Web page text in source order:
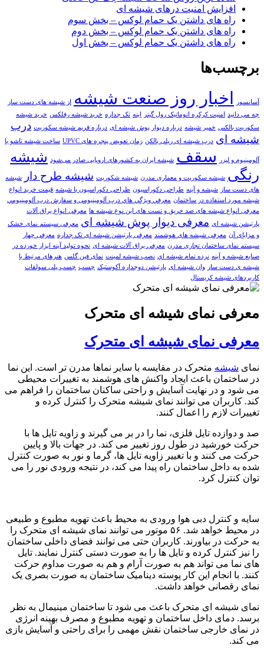
افزایش امنیت درهای شیشه ای
راه های داشتن یک حمام لوکس – بخش سوم
راه های داشتن یک حمام لوکس – بخش دوم
راه های داشتن یک حمام لوکس – بخش اول
برچسب‌ها
آسانسور اخبار روز صنعت شيشه
از شیشه های دست ساز
چه می دانید
امنیت کرکره اتوماتیک رول گیتر اینه تک جداره خريد شيشه رفلکس خرید شیشه
سکوریت بالکنی خمیر شیشه درباره دیوار پوش شیشه ای درباره فریم شیشه سکوریت درب
شیشه ای درب شیشه ای ریلی بالکن زمان تعویض پنجره های UPVC ساخت شیشه تاشو با
آلومینیوم و لیزر سقف شیشه ایران به کشور‌های اروپایی صادر می‌شود
شیشه
رنگی شیشه سکوریت و معماری مدرن شیشه شکوریت شیشه طرح دار
شیشه
های دست ساز
شیشه و آینه طراحی دکوراسیون طراحی دکوراسیون با شیشه قیمت خرید انواع
شیشه مورد استفاده در ساختمان معرفي ويژگي هاي درب آلومینیومی و سفارش درب آلومينيومي
معرفی انواع شیشه های ضد حریق و تست های این نوع شیشه ها
معرفی انواع یراق آلات
پارتیشن شیشه ای معرفی دیوار پوش شیشه ای معرفی سیستم نمای خشک
و مزایای آن معرفی شیشه های هوشمند معرفی پارتیشن شیشه ای تک جداره معرفی چهار
سیستم نمای ساختمان تجاری مدرن معرفی یراق آلات شیشه ای نحوه تولید آینه ابزار خورده در
صنایع شیشه و آینه نرده تمام شيشه اي نصب شیشه لمینت نمای فین گلس هنرهای مرتبط با
شیشه ی دست ساز
وان شیشه ای پارتیشن دوجداره آکوستیک چسب چسب پلی سولفات
کاربردهای شیشه کریستال
معرفی نمای شیشه ای متحرک
معرفی نمای شیشه ای متحرک
نمای شیشه متحرک در مقایسه با سایر نماها مدرن تر است. این نما
در ساختمان باعث ایجاد واکنش های هوشمند به تغییرات محیطی
می شود و در نهایت آسایش و راحتی ساکنان ساختمان را فراهم می
کند. کاربران می توانند نمای شیشه متحرک را کنترل کرده و
تغییرات لازم را اعمال کنند.
صد و دوازده تایل فلزی، نما را در بر می گیرند و زاویه تایل ها با
حرکت خورشید در طول روز تغییر می کند. در جهات بالا و پایین
حرکت می کنند و با تغییر زاویه تایل ها، گرما و نور به صورت کنترل
شده به داخل ساختمان راه پیدا می کند، در نتیجه ورودی نور را می
توان کنترل کرد.
سایه و کنترل دبی هوا ورودی به محیط باعث تهویه مطبوع و طبیعی
در محیط خواهد شد. ۵۶ موتور می توانند نمای شیشه ای متحرک را
به حرکت در بیاورند. کاربران حتی می توانند فضای داخلی ساختمان
را نیز کنترل کرده و تایل ها را به صورت دستی کنترل نمایند. تایل
های نما می تواند هم به صورت آرام و هم به صورت مداوم حرکت
کنند. با انجام این کار پوسته دینامیک ساختمان به صورت بصری یک
نمای رقصانی خواهد داشت.
نمای شیشه ای متحرک باعث می شود تا ساختمان مینیمال به نظر
برسد. دمای داخل ساختمان و تهویه مطبوع و مصرف بهینه انرژی
در نمای خارجی ساختمان نقش مهمی را برای راحتی و آسایش بازی
می کند.